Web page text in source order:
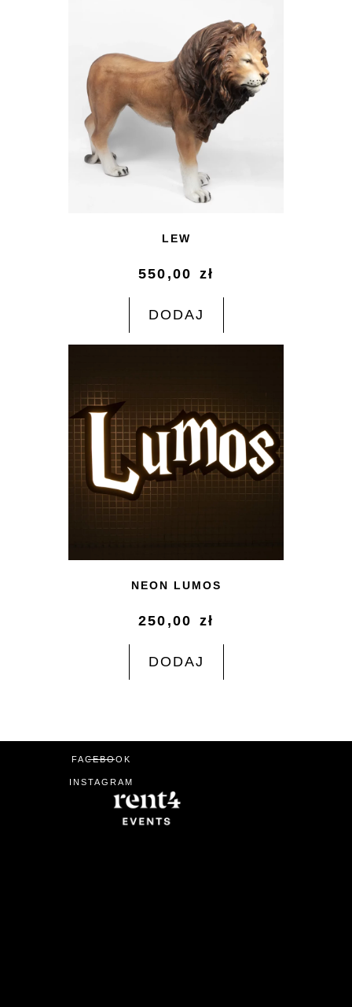
LEW
550,00 zł
DODAJ
NEON LUMOS
250,00 zł
DODAJ
FACEBOOK
INSTAGRAM